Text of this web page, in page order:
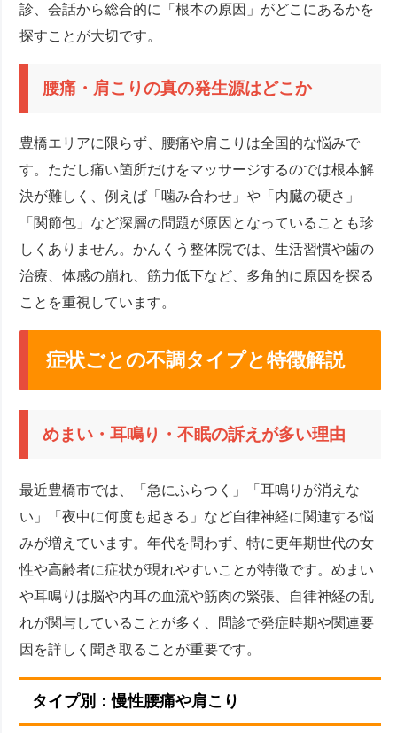
診、会話から総合的に「根本の原因」がどこにあるかを
探すことが大切です。
腰痛・肩こりの真の発生源はどこか
豊橋エリアに限らず、腰痛や肩こりは全国的な悩みで
す。ただし痛い箇所だけをマッサージするのでは根本解
決が難しく、例えば「噛み合わせ」や「内臓の硬さ」
「関節包」など深層の問題が原因となっていることも珍
しくありません。かんくう整体院では、生活習慣や歯の
治療、体感の崩れ、筋力低下など、多角的に原因を探る
ことを重視しています。
症状ごとの不調タイプと特徴解説
めまい・耳鳴り・不眠の訴えが多い理由
最近豊橋市では、「急にふらつく」「耳鳴りが消えな
い」「夜中に何度も起きる」など自律神経に関連する悩
みが増えています。年代を問わず、特に更年期世代の女
性や高齢者に症状が現れやすいことが特徴です。めまい
や耳鳴りは脳や内耳の血流や筋肉の緊張、自律神経の乱
れが関与していることが多く、問診で発症時期や関連要
因を詳しく聞き取ることが重要です。
タイプ別：慢性腰痛や肩こり